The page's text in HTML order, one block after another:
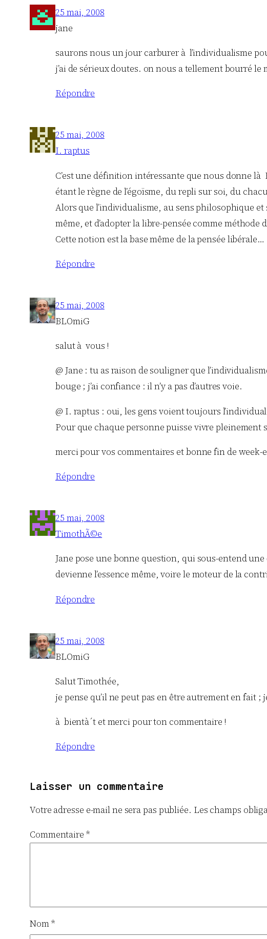
25 mai, 2008
jane
saurons nous un jour carburer à l’individualisme
j’ai de sérieux doutes. on nous a tellement bourré
Répondre
25 mai, 2008
I. raptus
C’est une définition intéressante que nous donne
étant le règne de l’égoïsme, du repli sur soi, du
Alors que l’individualisme, au sens philosophique
même, et d’adopter la libre-pensée comme
Cette notion est la base même de la pensée libérale…
Répondre
25 mai, 2008
BLOmiG
salut à vous !
@ Jane : tu as raison de souligner que
bouge ; j’ai confiance : il n’y a pas d’autres voie.
@ I. raptus : oui, les gens voient toujours
Pour que chaque personne puisse vivre
merci pour vos commentaires et bonne fin de week-
Répondre
25 mai, 2008
TimothÃ©e
Jane pose une bonne question, qui sous-entend
devienne l’essence même, voire le moteur de la
Répondre
25 mai, 2008
BLOmiG
Salut Timothée,
je pense qu’il ne peut pas en être autrement en fait ;
à bientà´t et merci pour ton commentaire !
Répondre
Laisser un commentaire
Votre adresse e-mail ne sera pas publiée. Les champs
Commentaire *
Nom*